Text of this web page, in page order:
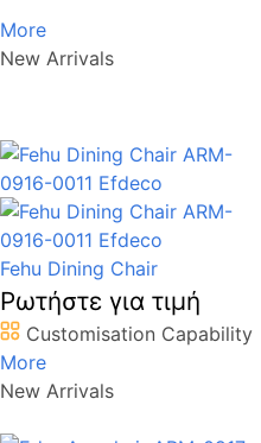
More
New Arrivals
Fehu Dining Chair
Ρωτήστε για τιμή
Customisation Capability
More
New Arrivals